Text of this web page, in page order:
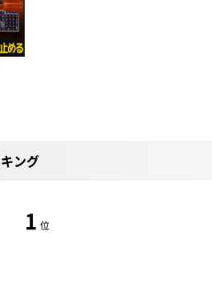
ング
1 位